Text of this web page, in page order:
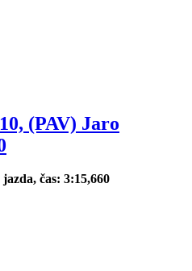
(PAV) Jaro
čas: 3:15,660